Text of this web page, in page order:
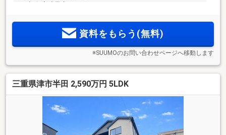
資料をもらう(無料)
※SUUMOのお問い合わせページへ移動します
三重県津市半田 2,590万円 5LDK